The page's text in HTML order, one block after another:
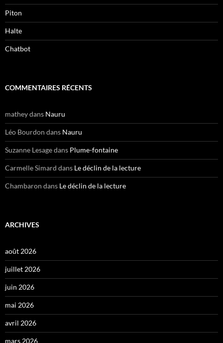
Piton
Halte
Chatbot
COMMENTAIRES RÉCENTS
matheydans Nauru
Léo Bourdon dans Nauru
Suzanne Lesagedans Plume-fontaine
Carmelle Simard dans Le déclin de la lecture
Chambaron dans Le déclin de la lecture
ARCHIVES
août 2026
juillet 2026
juin 2026
mai 2026
avril 2026
mars 2026